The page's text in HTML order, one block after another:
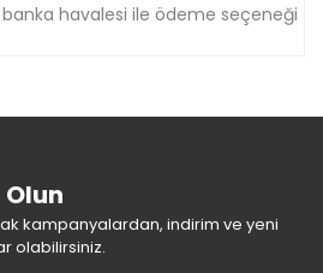
banka havalesi ile ödeme seçeneği
kampanyalardan, indirim ve yeni
olabilirsiniz.